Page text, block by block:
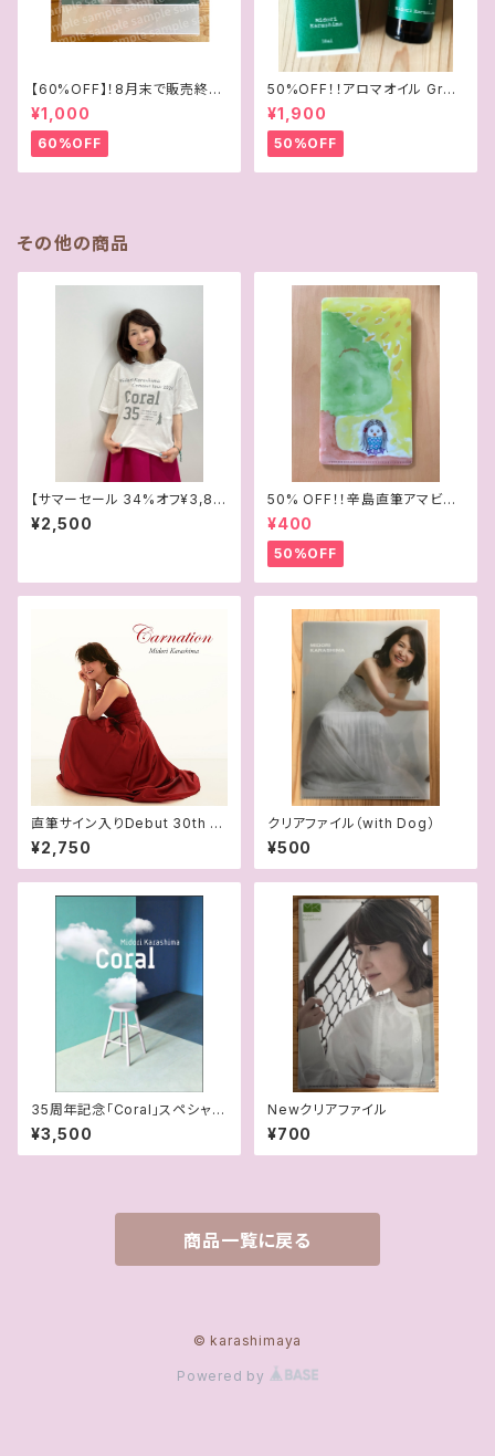
【60%OFF】！8月末で販売終了
「35周年記念2024年4月始まり
卓上カレンダー」
¥1,000
60%OFF
50%OFF！！アロマオイル Gree
n
¥1,900
50%OFF
その他の商品
【サマーセール 34%オフ¥3,80
0→¥2,500】35周年記念「Cor
al」Tシャツ
¥2,500
50% OFF！！辛島直筆アマビエ
イラスト マスク＆チケットケース
¥400
50%OFF
直筆サイン入りDebut 30th A
nniversary Best Album『Car
nation』
¥2,750
クリアファイル（with Dog）
¥500
35周年記念「Coral」スペシャル
フォトブック
¥3,500
Newクリアファイル
¥700
商品一覧に戻る
© karashimaya
Powered by